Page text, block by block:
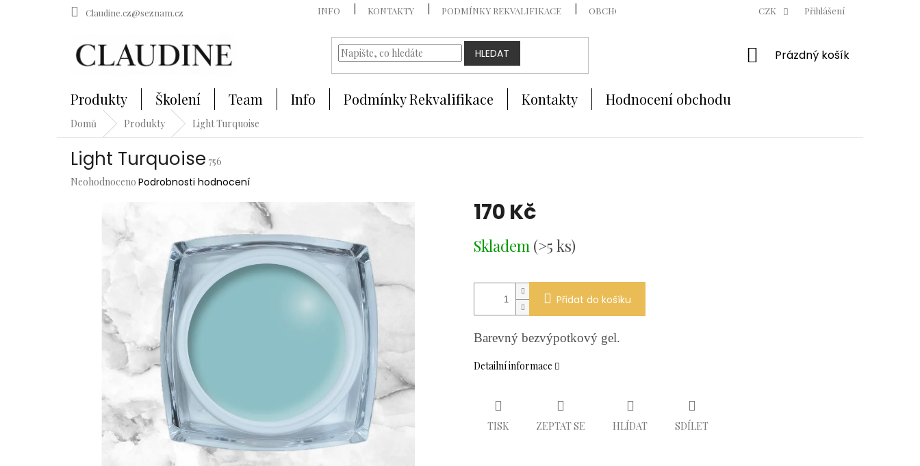
Claudine.cz@seznam.cz INFO KONTAKTY PODMÍNKY REKVALIFIKACE OBCHODNÍ PODMÍNKY OCHRANA OSOBNÍCH ÚDAJŮ
CZK Přihlášení
HLEDAT
NÁKUPNÍ
Prázdný košík
Produkty Školení Team Info Podmínky Rekvalifikace Kontakty Hodnocení obchodu
Domů Produkty Light Turquoise
Light Turquoise 756
Průměrné
hvězdiček.
Neohodnoceno Podrobnosti hodnocení
170 Kč
cena:
Skladem (>5 ks)
Přidat do košíku
Barevný bezvýpotkový gel.
Detailní informace
TISK ZEPTAT SE HLÍDAT SDÍLET